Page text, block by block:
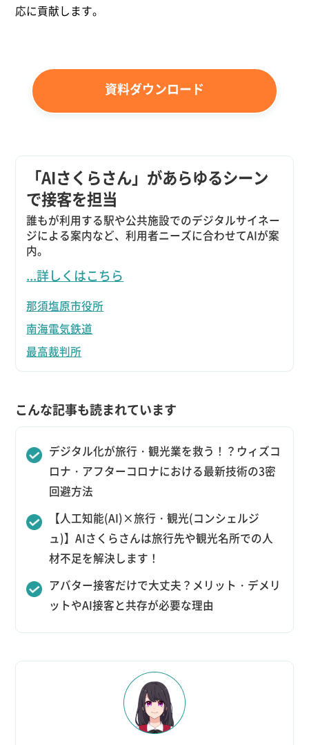
応に貢献します。
資料ダウンロード
「AIさくらさん」があらゆるシーン
で接客を担当
誰もが利用する駅や公共施設でのデジタルサイネー
ジによる案内など、利用者ニーズに合わせてAIが案
内。
...詳しくはこちら
那須塩原市役所
南海電気鉄道
最高裁判所
こんな記事も読まれています
デジタル化が旅行・観光業を救う！？ウィズコ
ロナ・アフターコロナにおける最新技術の3密
回避方法
【人工知能(AI)×旅行・観光(コンシェルジ
ュ)】AIさくらさんは旅行先や観光名所での人
材不足を解決します！
アバター接客だけで大丈夫？メリット・デメリ
ットやAI接客と共存が必要な理由